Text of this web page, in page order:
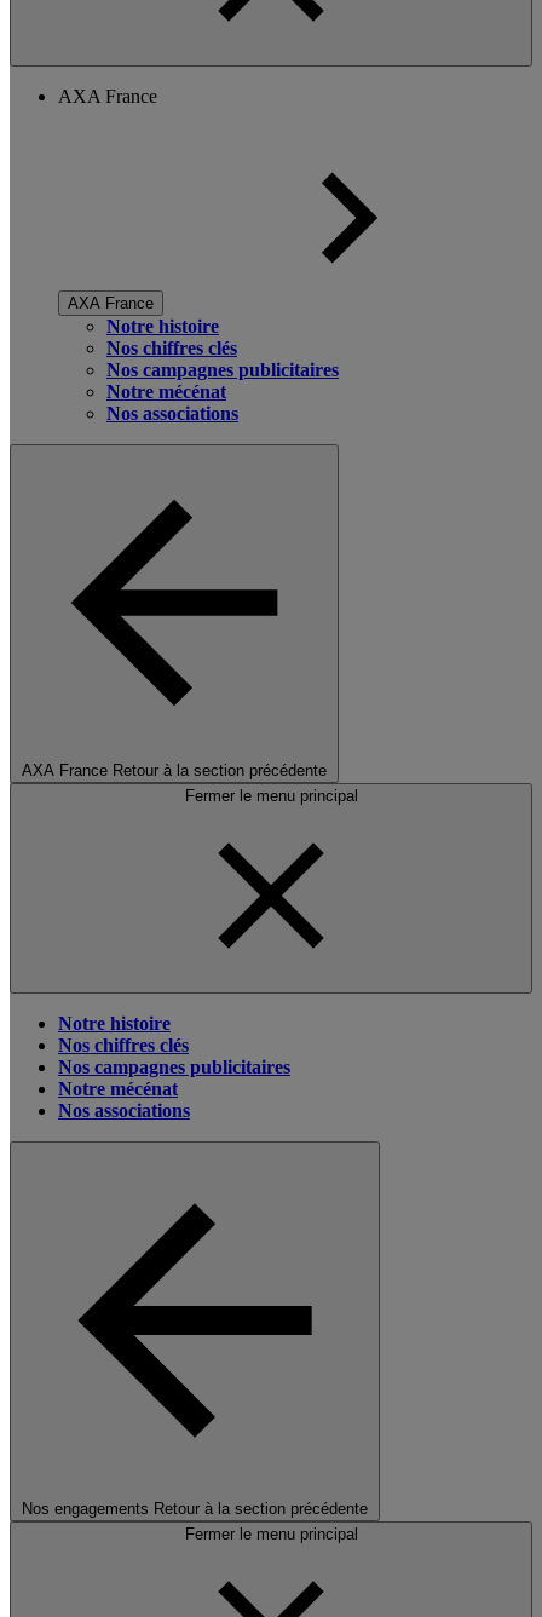
AXA France
AXA France
Notre histoire
Nos chiffres clés
Nos campagnes publicitaires
Notre mécénat
Nos associations
AXA France Retour à la section précédente
Fermer le menu principal
Notre histoire
Nos chiffres clés
Nos campagnes publicitaires
Notre mécénat
Nos associations
Nos engagements Retour à la section précédente
Fermer le menu principal